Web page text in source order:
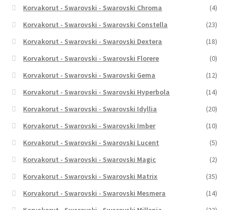
Korvakorut - Swarovski - Swarovski Chroma
(4)
Korvakorut - Swarovski - Swarovski Constella
(23)
Korvakorut - Swarovski - Swarovski Dextera
(18)
Korvakorut - Swarovski - Swarovski Florere
(0)
Korvakorut - Swarovski - Swarovski Gema
(12)
Korvakorut - Swarovski - Swarovski Hyperbola
(14)
Korvakorut - Swarovski - Swarovski Idyllia
(20)
Korvakorut - Swarovski - Swarovski Imber
(10)
Korvakorut - Swarovski - Swarovski Lucent
(5)
Korvakorut - Swarovski - Swarovski Magic
(2)
Korvakorut - Swarovski - Swarovski Matrix
(35)
Korvakorut - Swarovski - Swarovski Mesmera
(14)